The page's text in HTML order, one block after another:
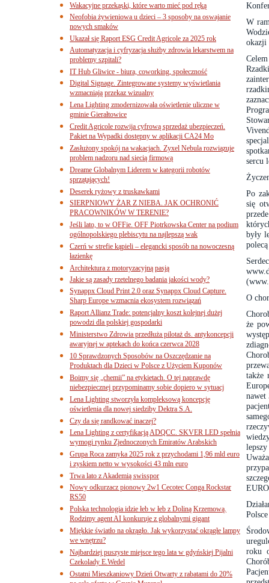
W
okazji
sercu
Po
się
były
O
że
także
Polsce
roku
Wakacyjne przekąski, które warto mieć pod ręką
Neofobia żywieniowa u dzieci – 3 sposoby na oswajanie
nowych smaków
Ukazał się Raport ESG Credit Agricole za 2025 rok
Automatyzacja i cyfryzacja służby zdrowia lekarstwem na
problemy szpitali?
IT Hub Gliwice - biura, coworking, społeczność
Digital Signage. Zintegrowane systemy wyświetlania
wzmacniają przekaz wizualny
Lena Lighting zmodernizowała oświetlenie uliczne w
gminie Gierałtowice
Credit Agricole rozwija cyfrową sprzedaż ubezpieczeń.
Pakiet na Wypadki dostępny w aplikacji CA24 Mo
Zasłużony spokój na wakacjach. Zyxel Nebula rozwiązuje
problem nadzoru nad siecią firmową
Dreame Globalnym Liderem w kategorii robotów
sprzątających!
Deserek ryżowy z truskawkami
SIERPNIOWY ŻAR Z NIEBA. JAK OCHRONIĆ
PRACOWNIKÓW W TERENIE?
Jeśli lato, to w OFFie. OFF Piotrkowska Center na podium
ogólnopolskiego plebiscytu na najlepszą wak
Czerń w strefie kąpieli – elegancki sposób na nowoczesną
łazienkę
Architektura z motoryzacyjną pasją
Jakie są zasady rzetelnego badania jakości wody?
Synappx Cloud Print 2.0 oraz Synappx Cloud Capture.
Sharp Europe wzmacnia ekosystem rozwiązań
Raport Allianz Trade: potencjalny koszt kolejnej dużej
powodzi dla polskiej gospodarki
Ministerstwo Zdrowia przedłuża pilotaż ds. antykoncepcji
awaryjnej w aptekach do końca czerwca 2028
10 Sprawdzonych Sposobów na Oszczędzanie na
Produktach dla Dzieci w Polsce z Użyciem Kuponów
Boimy się „chemii” na etykietach. O tej naprawdę
niebezpiecznej przypominamy sobie dopiero w sytuacj
Lena Lighting stworzyła kompleksową koncepcję
oświetlenia dla nowej siedziby Dektra S.A.
Czy da się randkować inaczej?
Lena Lighting z certyfikacją ADQCC. SKVER LED spełnia
wymogi rynku Zjednoczonych Emiratów Arabskich
Grupa Roca zamyka 2025 rok z przychodami 1,96 mld euro
i zyskiem netto w wysokości 43 mln euro
Trwa lato z Akademią swisspor
Nowy odkurzacz pionowy 2w1 Cecotec Conga Rockstar
RS50
Polska technologia idzie łeb w łeb z Doliną Krzemową.
Rodzimy agent AI konkuruje z globalnymi gigant
Miękkie światło na okrągło. Jak wykorzystać okrągłe lampy
we wnętrzu?
Najbardziej puszyste miejsce tego lata w gdyńskiej Pijalni
Czekolady E.Wedel
Ostatni Mieszkaniowy Dzień Otwarty z rabatami do 20%